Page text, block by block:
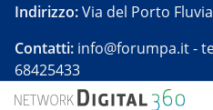
Indirizzo:Via del Porto
Contatti: info@forumpa.it-
68425433